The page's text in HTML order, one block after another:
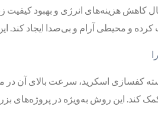
کاهش هزینه‌های انرژی و بهبود
کرده و محیطی آرام و بی‌صدا ایجاد
کفسازی اسکرید، سرعت بالای آن در
کند. این روش به‌ویژه در پروژه‌های